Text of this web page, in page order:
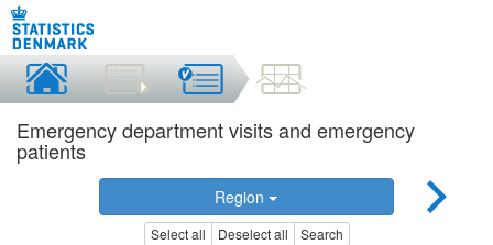
Emergency department visits and emergency
patients
Region
Select all Deselect all Search